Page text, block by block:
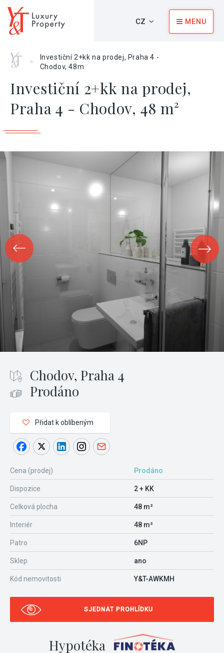
CZ MENU
Home
>
Investiční 2+kk na prodej, Praha 4 -
Chodov, 48m
Investiční 2+kk na prodej,
Praha 4 - Chodov, 48 m²
Chodov, Praha 4
Prodáno
Přidat k oblíbeným
Cena (prodej) Prodáno
Dispozice 2 + KK
Celková plocha 48 m²
Interiér 48 m²
Patro 6NP
Sklep ano
Kód nemovitosti Y&T-AWKMH
SJEDNAT PROHLÍDKU
Hypotéka